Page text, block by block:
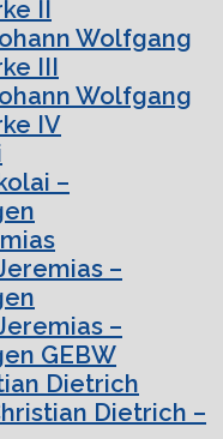
II
Wolfgang
III
Wolfgang
IV
–
–
–
GEBW
Dietrich
Dietrich –